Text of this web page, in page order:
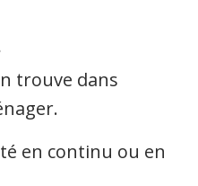
trouve dans
en continu ou en